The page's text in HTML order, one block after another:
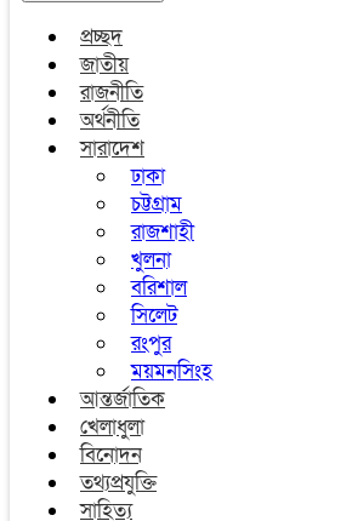
প্রচ্ছদ
জাতীয়
রাজনীতি
অর্থনীতি
সারাদেশ
ঢাকা
চট্টগ্রাম
রাজশাহী
খুলনা
বরিশাল
সিলেট
রংপুর
ময়মনসিংহ
আন্তর্জাতিক
খেলাধুলা
বিনোদন
তথ্যপ্রযুক্তি
সাহিত্য